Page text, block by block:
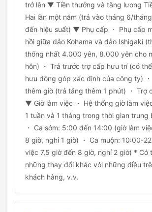
trở lên ▼ Tiền thưởng và tăng lương
Hai lần một năm (trả vào tháng 6/
đến hiệu suất) ▼ Phụ cấp ・ Phụ cấp
hồi giữa đảo Kohama và đảo Ishigaki
thống nhất 4.000 yên, 8.000 yên cho
hôn) ・ Trả trước trợ cấp hưu trí (có
hưu đóng góp xác định của công ty)
thêm giờ (trả tăng thêm 1 phút) ・ Trợ
▼ Giờ làm việc ・ Hệ thống giờ làm
1 tuần và 1 tháng trong thời gian trung
・ Ca sớm: 5:00 đến 14:00 (giờ làm
8 giờ, nghỉ 1 giờ) ・ Ca muộn: 10:00-
việc 7,5 giờ đến 8 giờ, nghỉ 2 giờ) * Có
những thay đổi khác với những điều
khách hàng, v.v.